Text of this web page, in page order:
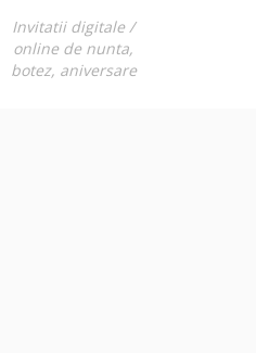
Invitatii digitale /
online de nunta,
botez, aniversare